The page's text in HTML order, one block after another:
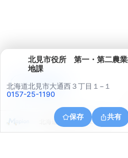
北見市役所 第一・第二農業
地課
北海道北見市大通西３丁目１−１
0157-25-1190
保存 共有
北海道北見市泉町２丁目８
アプリで見る